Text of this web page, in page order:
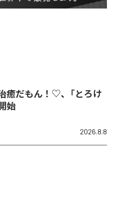
癒だもん！♡、「とろけ
始
2026.8.8